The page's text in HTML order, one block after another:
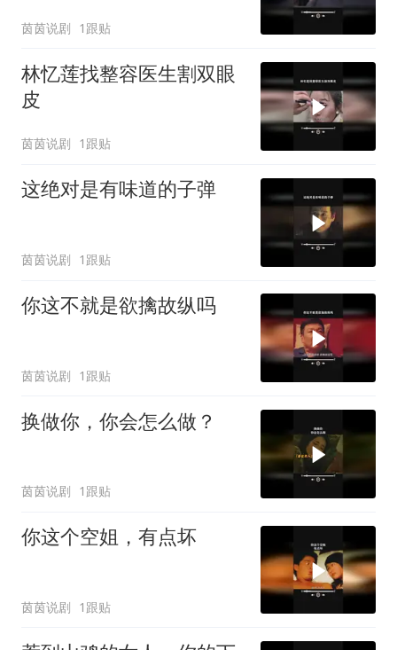
茵茵说剧 1跟贴
林忆莲找整容医生割双眼
皮
茵茵说剧 1跟贴
这绝对是有味道的子弹
茵茵说剧 1跟贴
你这不就是欲擒故纵吗
茵茵说剧 1跟贴
换做你，你会怎么做？
茵茵说剧 1跟贴
你这个空姐，有点坏
茵茵说剧 1跟贴